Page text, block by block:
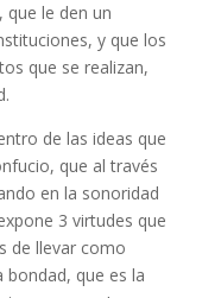
que le den un
y que los
que se realizan,
de las ideas que
que al través
en la sonoridad
3 virtudes que
de llevar como
bondad, que es la